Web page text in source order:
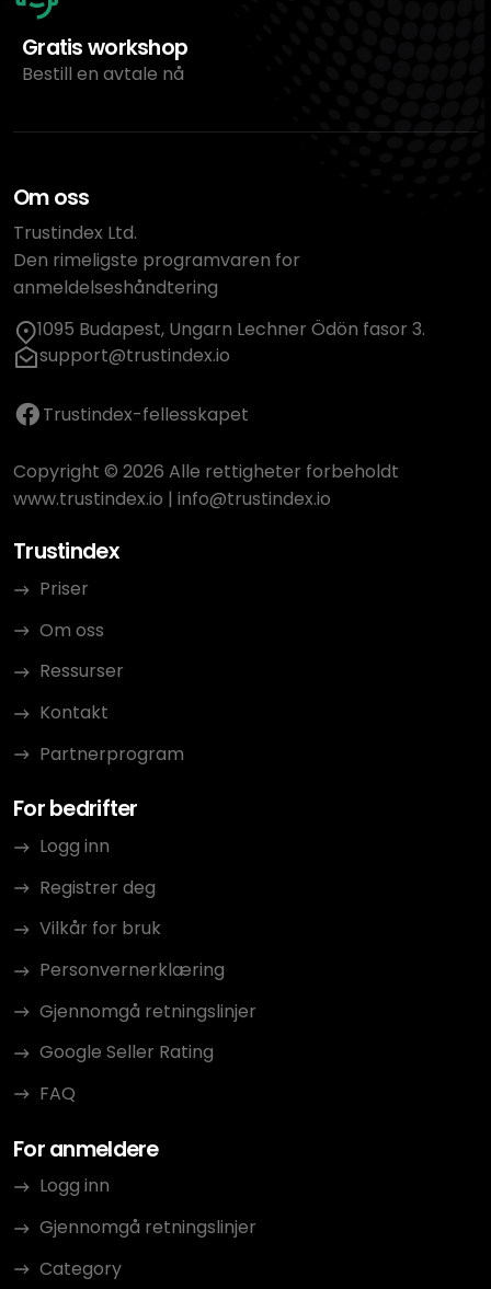
Gratis workshop
Bestill en avtale nå
Om oss
Trustindex Ltd.
Den rimeligste programvaren for
anmeldelseshåndtering
1095 Budapest, Ungarn Lechner Ödön fasor 3.
support@trustindex.io
Trustindex-fellesskapet
Copyright © 2026 Alle rettigheter forbeholdt
www.trustindex.io | info@trustindex.io
Trustindex
Priser
Om oss
Ressurser
Kontakt
Partnerprogram
For bedrifter
Logg inn
Registrer deg
Vilkår for bruk
Personvernerklæring
Gjennomgå retningslinjer
Google Seller Rating
FAQ
For anmeldere
Logg inn
Gjennomgå retningslinjer
Category